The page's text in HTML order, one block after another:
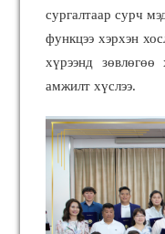
сургалтаар сурч
функцээ хэрхэн
хүрээнд зөвлөгөө
амжилт хүслээ.